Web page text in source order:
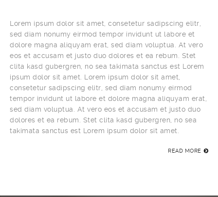
Lorem ipsum dolor sit amet, consetetur sadipscing elitr,
sed diam nonumy eirmod tempor invidunt ut labore et
dolore magna aliquyam erat, sed diam voluptua. At vero
eos et accusam et justo duo dolores et ea rebum. Stet
clita kasd gubergren, no sea takimata sanctus est Lorem
ipsum dolor sit amet. Lorem ipsum dolor sit amet,
consetetur sadipscing elitr, sed diam nonumy eirmod
tempor invidunt ut labore et dolore magna aliquyam erat,
sed diam voluptua. At vero eos et accusam et justo duo
dolores et ea rebum. Stet clita kasd gubergren, no sea
takimata sanctus est Lorem ipsum dolor sit amet.
READ MORE